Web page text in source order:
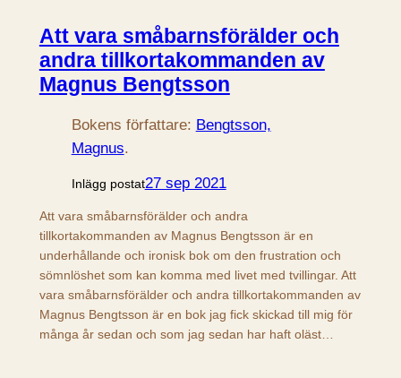
Att vara småbarnsförälder och
andra tillkortakommanden av
Magnus Bengtsson
Bokens författare: Bengtsson,
Magnus.
Inlägg postat27 sep 2021
Att vara småbarnsförälder och andra
tillkortakommanden av Magnus Bengtsson är en
underhållande och ironisk bok om den frustration och
sömnlöshet som kan komma med livet med tvillingar. Att
vara småbarnsförälder och andra tillkortakommanden av
Magnus Bengtsson är en bok jag fick skickad till mig för
många år sedan och som jag sedan har haft oläst…